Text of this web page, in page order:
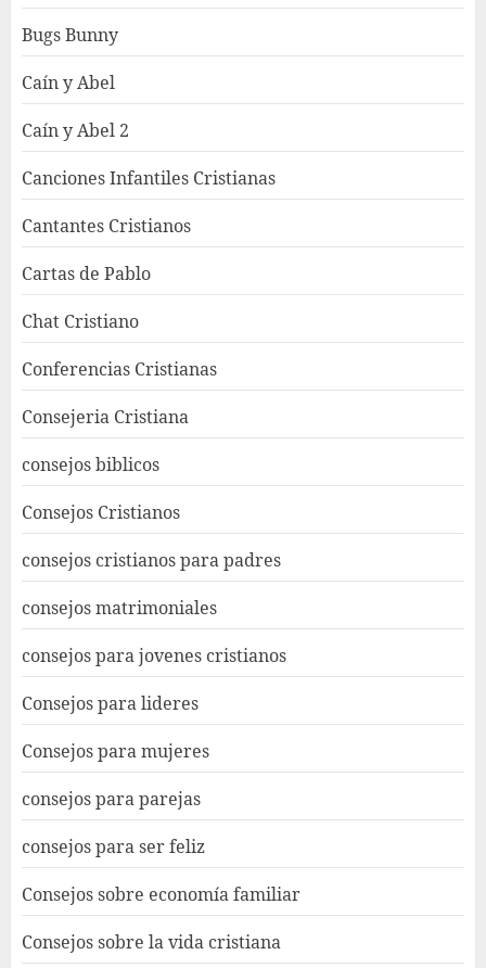
Bugs Bunny
Caín y Abel
Caín y Abel 2
Canciones Infantiles Cristianas
Cantantes Cristianos
Cartas de Pablo
Chat Cristiano
Conferencias Cristianas
Consejeria Cristiana
consejos biblicos
Consejos Cristianos
consejos cristianos para padres
consejos matrimoniales
consejos para jovenes cristianos
Consejos para lideres
Consejos para mujeres
consejos para parejas
consejos para ser feliz
Consejos sobre economía familiar
Consejos sobre la vida cristiana